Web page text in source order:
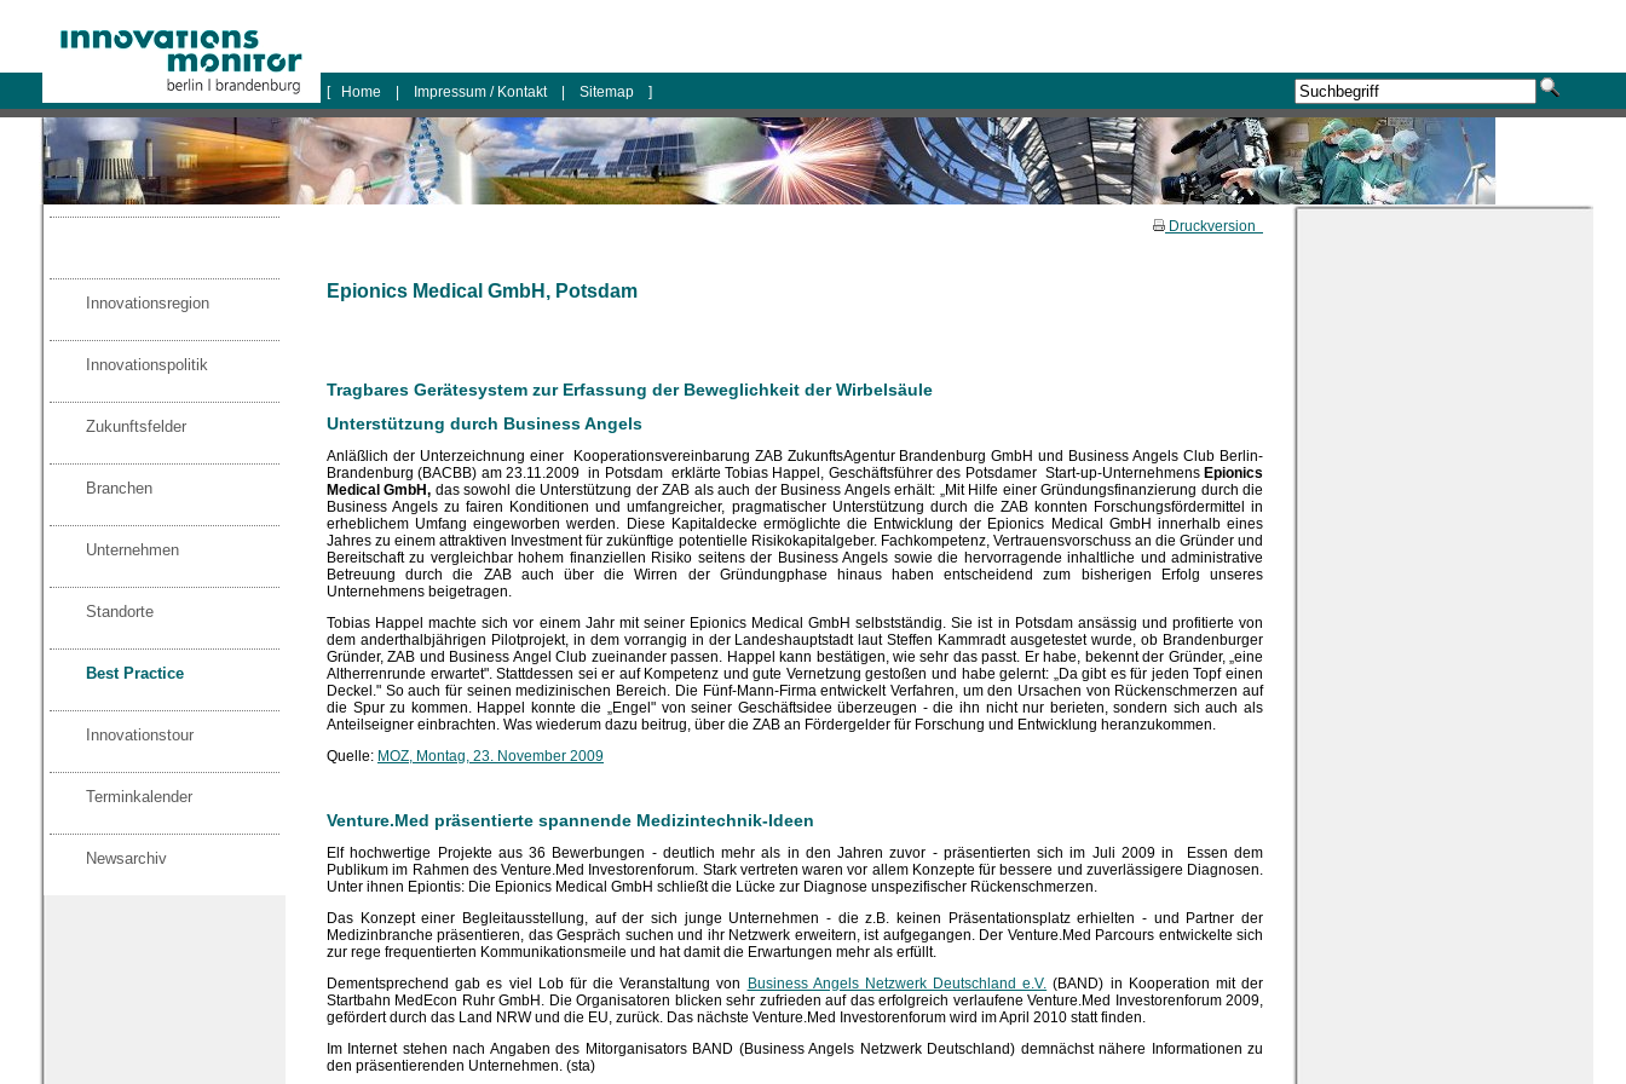
logo
[ Home Impressum / Kontakt Sitemap ]
Innovationsregion
Innovationspolitik
Zukunftsfelder
Branchen
Unternehmen
Standorte
Best Practice
Innovationstour
Terminkalender
Newsarchiv
Druckversion
Epionics Medical GmbH, Potsdam
Tragbares Gerätesystem zur Erfassung der Beweglichkeit der Wirbelsäule
Unterstützung durch Business Angels
Anläßlich der Unterzeichnung einer Kooperationsvereinbarung ZAB ZukunftsAgentur Brandenburg GmbH und Business Angels Club Berlin-
Brandenburg (BACBB) am 23.11.2009 in Potsdam erklärte Tobias Happel, Geschäftsführer des Potsdamer Start-up-Unternehmens Epionics
Medical GmbH, das sowohl die Unterstützung der ZAB als auch der Business Angels erhält: „Mit Hilfe einer Gründungsfinanzierung durch die
Business Angels zu fairen Konditionen und umfangreicher, pragmatischer Unterstützung durch die ZAB konnten Forschungsfördermittel in
erheblichem Umfang eingeworben werden. Diese Kapitaldecke ermöglichte die Entwicklung der Epionics Medical GmbH innerhalb eines
Jahres zu einem attraktiven Investment für zukünftige potentielle Risikokapitalgeber. Fachkompetenz, Vertrauensvorschuss an die Gründer und
Bereitschaft zu vergleichbar hohem finanziellen Risiko seitens der Business Angels sowie die hervorragende inhaltliche und administrative
Betreuung durch die ZAB auch über die Wirren der Gründungphase hinaus haben entscheidend zum bisherigen Erfolg unseres
Unternehmens beigetragen.
Tobias Happel machte sich vor einem Jahr mit seiner Epionics Medical GmbH selbstständig. Sie ist in Potsdam ansässig und profitierte von
dem anderthalbjährigen Pilotprojekt, in dem vorrangig in der Landeshauptstadt laut Steffen Kammradt ausgetestet wurde, ob Brandenburger
Gründer, ZAB und Business Angel Club zueinander passen. Happel kann bestätigen, wie sehr das passt. Er habe, bekennt der Gründer, „eine
Altherrenrunde erwartet". Stattdessen sei er auf Kompetenz und gute Vernetzung gestoßen und habe gelernt: „Da gibt es für jeden Topf einen
Deckel." So auch für seinen medizinischen Bereich. Die Fünf-Mann-Firma entwickelt Verfahren, um den Ursachen von Rückenschmerzen auf
die Spur zu kommen. Happel konnte die „Engel" von seiner Geschäftsidee überzeugen - die ihn nicht nur berieten, sondern sich auch als
Anteilseigner einbrachten. Was wiederum dazu beitrug, über die ZAB an Fördergelder für Forschung und Entwicklung heranzukommen.
Quelle: MOZ, Montag, 23. November 2009
Venture.Med präsentierte spannende Medizintechnik-Ideen
Elf hochwertige Projekte aus 36 Bewerbungen - deutlich mehr als in den Jahren zuvor - präsentierten sich im Juli 2009 in Essen dem
Publikum im Rahmen des Venture.Med Investorenforum. Stark vertreten waren vor allem Konzepte für bessere und zuverlässigere Diagnosen.
Unter ihnen Epiontis: Die Epionics Medical GmbH schließt die Lücke zur Diagnose unspezifischer Rückenschmerzen.
Das Konzept einer Begleitausstellung, auf der sich junge Unternehmen - die z.B. keinen Präsentationsplatz erhielten - und Partner der
Medizinbranche präsentieren, das Gespräch suchen und ihr Netzwerk erweitern, ist aufgegangen. Der Venture.Med Parcours entwickelte sich
zur rege frequentierten Kommunikationsmeile und hat damit die Erwartungen mehr als erfüllt.
Dementsprechend gab es viel Lob für die Veranstaltung von Business Angels Netzwerk Deutschland e.V. (BAND) in Kooperation mit der
Startbahn MedEcon Ruhr GmbH. Die Organisatoren blicken sehr zufrieden auf das erfolgreich verlaufene Venture.Med Investorenforum 2009,
gefördert durch das Land NRW und die EU, zurück. Das nächste Venture.Med Investorenforum wird im April 2010 statt finden.
Im Internet stehen nach Angaben des Mitorganisators BAND (Business Angels Netzwerk Deutschland) demnächst nähere Informationen zu
den präsentierenden Unternehmen. (sta)